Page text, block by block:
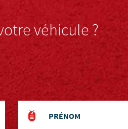
véhicule ?